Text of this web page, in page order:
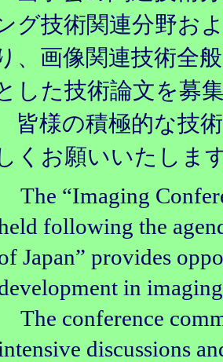
グ技術関連分野お
、画像関連技術全
した技術論文を募
皆様の積極的な技
くお願いいたしま
The “Imaging
following the
Japan” provides
in
The conference
discussions